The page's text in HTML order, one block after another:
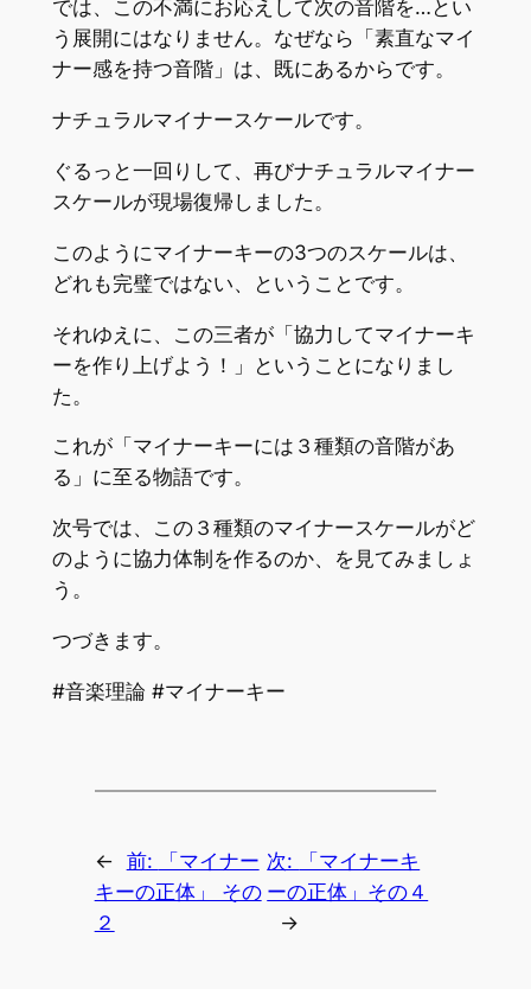
では、この不満にお応えして次の音階を…とい
う展開にはなりません。なぜなら「素直なマイ
ナー感を持つ音階」は、既にあるからです。
ナチュラルマイナースケールです。
ぐるっと一回りして、再びナチュラルマイナー
スケールが現場復帰しました。
このようにマイナーキーの3つのスケールは、
どれも完璧ではない、ということです。
それゆえに、この三者が「協力してマイナーキ
ーを作り上げよう！」ということになりまし
た。
これが「マイナーキーには３種類の音階があ
る」に至る物語です。
次号では、この３種類のマイナースケールがど
のように協力体制を作るのか、を見てみましょ
う。
つづきます。
#音楽理論 #マイナーキー
← 前:
「マイナー
キーの正体」 その
２
次:
「マイナーキ
ーの正体」その４
→